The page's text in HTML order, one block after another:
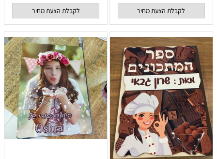
לקבלת הצעת מחיר לקבלת הצעת מחיר